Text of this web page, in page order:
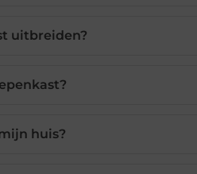
uitbreiden?
huis?